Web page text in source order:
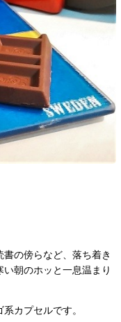
の傍らなど、落ち着き
朝のホッと一息温まり
カプセルです。